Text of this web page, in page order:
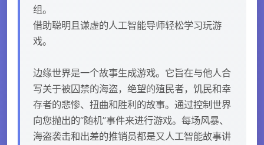
组。
借助聪明且谦虚的人工智能导师轻松学习玩游
戏。
边缘世界是一个故事生成游戏。它旨在与他人合
写关于被囚禁的海盗，绝望的殖民者，饥民和幸
存者的悲惨、扭曲和胜利的故事。通过控制世界
向您抛出的“随机”事件来进行游戏。每场风暴、
海盗袭击和出差的推销员都是又人工智能故事讲